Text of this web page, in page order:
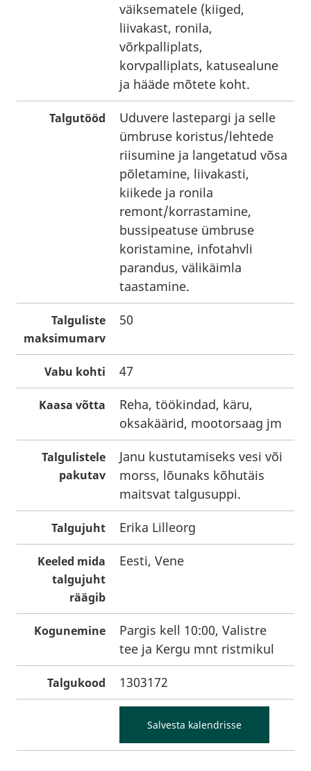
väiksematele (kiiged,
liivakast, ronila,
võrkpalliplats,
korvpalliplats, katusealune
ja hääde mõtete koht.
Talgutööd
Uduvere lastepargi ja selle
ümbruse koristus/lehtede
riisumine ja langetatud võsa
põletamine, liivakasti,
kiikede ja ronila
remont/korrastamine,
bussipeatuse ümbruse
koristamine, infotahvli
parandus, välikäimla
taastamine.
Talguliste
maksimumarv
50
Vabu kohti 47
Kaasa võtta
Reha, töökindad, käru,
oksakäärid, mootorsaag jm
Talgulistele
pakutav
Janu kustutamiseks vesi või
morss, lõunaks kõhutäis
maitsvat talgusuppi.
Talgujuht Erika Lilleorg
Keeled mida
talgujuht
räägib
Eesti, Vene
Kogunemine
Pargis kell 10:00, Valistre
tee ja Kergu mnt ristmikul
Talgukood 1303172
Salvesta kalendrisse